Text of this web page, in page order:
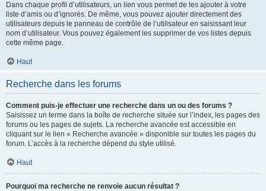
Dans chaque profil d’utilisateurs, un lien vous permet de les ajouter à votre
liste d’amis ou d’ignorés. De même, vous pouvez ajouter directement des
utilisateurs depuis le panneau de contrôle de l’utilisateur en saisissant leur
nom d’utilisateur. Vous pouvez également les supprimer de vos listes depuis
cette même page.
Haut
Recherche dans les forums
Comment puis-je effectuer une recherche dans un ou des forums ?
Saisissez un terme dans la boîte de recherche située sur l’index, les pages des
forums ou les pages de sujets. La recherche avancée est accessible en
cliquant sur le lien « Recherche avancée » disponible sur toutes les pages du
forum. L’accès à la recherche dépend du style utilisé.
Haut
Pourquoi ma recherche ne renvoie aucun résultat ?